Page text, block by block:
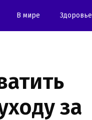
В мире Здоровье
за